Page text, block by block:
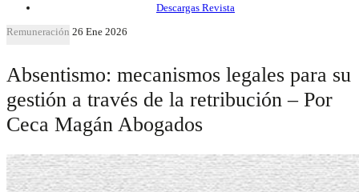
Descargas Revista
Remuneración 26 Ene 2026
Absentismo: mecanismos legales para su
gestión a través de la retribución – Por
Ceca Magán Abogados